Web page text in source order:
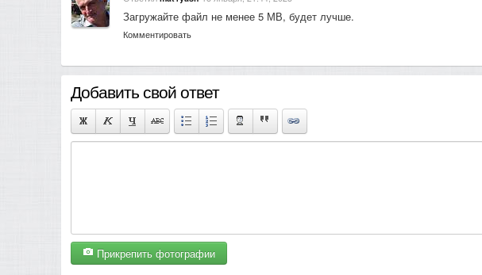
Загружайте файл не менее 5 МВ, будет лучше.
Комментировать
Добавить свой ответ
Прикрепить фотографии